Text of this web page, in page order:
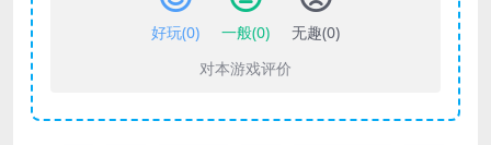
好玩(0) 一般(0) 无趣(0)
对本游戏评价